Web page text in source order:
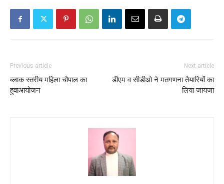
Previous article
ब्लाक स्तरीय महिला चौपाल का
हुवाआयोजन
Next article
डीएम व सीडीओ ने मतगणना तैयारियों का
लिया जायजा